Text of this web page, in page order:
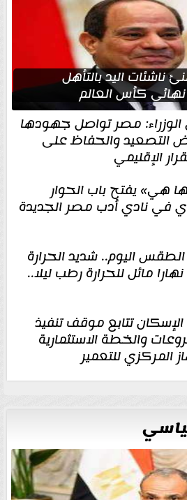
ناشئات اليد بالتأهل
كأس العالم
مصر تواصل جهودها
التصعيد والحفاظ على
الإقليمي
هي» يفتح باب الحوار
في نادي أدب مصر الجديدة
اليوم.. شديد الحرارة
مائل للحرارة رطب ليلا..
الإسكان تتابع موقف تنفيذ
والخطة الاستثمارية
المركزي للتعمير